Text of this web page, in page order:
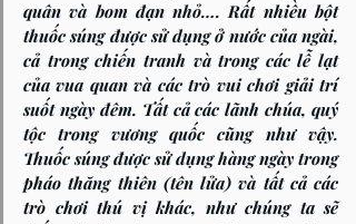
quân và bom đạn nhỏ…. Rất nhiều bột
thuốc súng được sử dụng ở nước của ngài,
cả trong chiến tranh và trong các lễ lạt
của vua quan và các trò vui chơi giải trí
suốt ngày đêm. Tất cả các lãnh chúa, quý
tộc trong vương quốc cũng như vậy.
Thuốc súng được sử dụng hàng ngày trong
pháo thăng thiên (tên lửa) và tất cả các
trò chơi thú vị khác, như chúng ta sẽ